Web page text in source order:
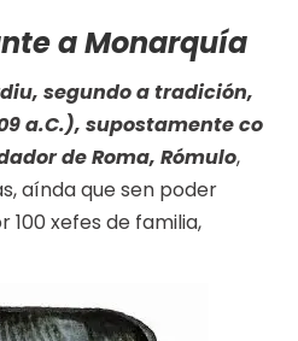
a Monarquía
segundo a tradición,
a.C.), supostamente co
de Roma, Rómulo,
aínda que sen poder
xefes de familia,